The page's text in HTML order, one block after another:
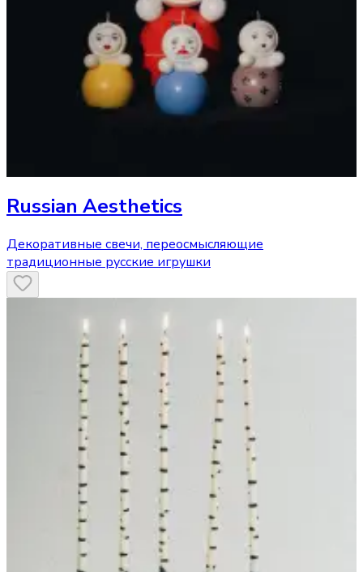
Russian Aesthetics
Декоративные свечи, переосмысляющие
традиционные русские игрушки